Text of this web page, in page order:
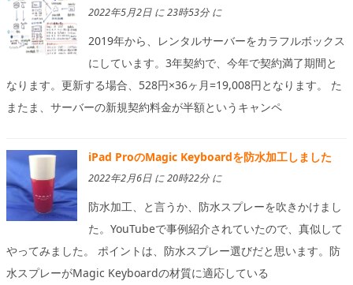
2022年5月2日 に 23時53分 に
2019年から、レンタルサーバーをカラフルボックス
にしています。3年契約で、今年で契約満了期間と
なります。更新する場合、528円×36ヶ月=19,008円となります。 た
またま、サーバーの新規契約料金が半額というキャンペ
iPad ProのMagic Keyboardを防水加工しました
2022年2月6日 に 20時22分 に
防水加工、と言うか、防水スプレーを吹きかけまし
た。YouTubeで事例紹介されていたので、真似して
やってみました。 ポイントは、防水スプレー選びだと思います。防
水スプレーがMagic Keyboardの材質に適応している